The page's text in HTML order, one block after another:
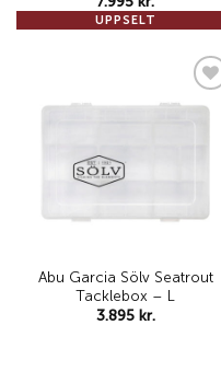
UPPSELT
Add to
Abu Garcia Sölv Seatrout
Tacklebox – L
3.895 kr.